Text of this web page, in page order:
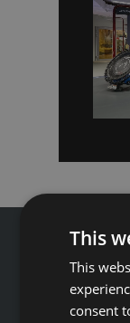
This
This
consent